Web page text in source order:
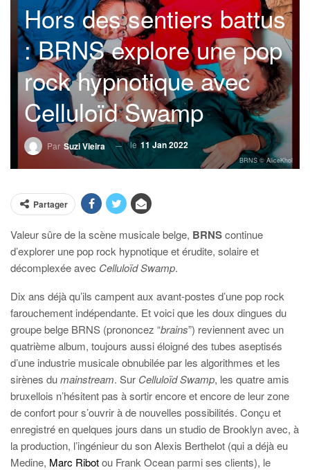
Hors des sentiers battus
: BRNS explore une pop
rock hypnotique avec
Celluloïd Swamp
Par Suzi Vieira le 11 Jan 2022
BRNS © AliceKhol
Partager
Valeur sûre de la scène musicale belge, BRNScontinue
d’explorer une pop rock hypnotique et érudite, solaire et
décomplexée avec Celluloïd Swamp.
Dix ans déjà qu’ils campent aux avant-postes d’une pop rock
farouchement indépendante. Et voici que les doux dingues du
groupe belge BRNS (prononcez “brains”) reviennent avec un
quatrième album, toujours aussi éloigné des tubes aseptisés
d’une industrie musicale obnubilée par les algorithmes et les
sirènes dumainstream. Sur Celluloïd Swamp, les quatre amis
bruxellois n’hésitent pas à sortir encore et encore de leur zone
de confort pour s’ouvrir à de nouvelles possibilités. Conçu et
enregistré en quelques jours dans un studio de Brooklyn avec, à
la production, l’ingénieur du son Alexis Berthelot (qui a déjà eu
Medine, Marc Ribotou Frank Ocean parmi ses clients), le